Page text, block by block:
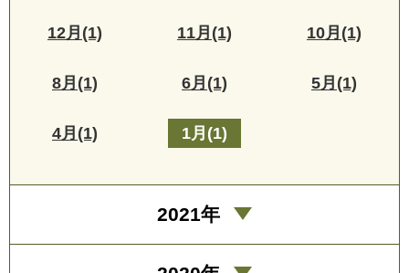
12月(1) 11月(1) 10月(1)
8月(1) 6月(1) 5月(1)
4月(1) 1月(1)
2021年